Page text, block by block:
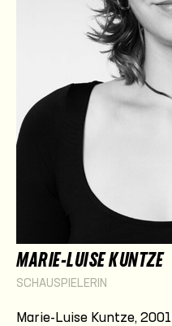
MARIE-LUISE KUNTZE
SCHAUSPIELERIN
Marie-Luise Kuntze,